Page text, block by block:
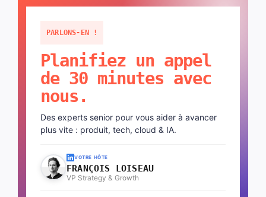
PARLONS-EN !
Planifiez un appel
de 30 minutes avec
nous.
Des experts senior pour vous aider à avancer
plus vite : produit, tech, cloud & IA.
VOTRE HÔTE
FRANÇOIS LOISEAU
VP Strategy & Growth